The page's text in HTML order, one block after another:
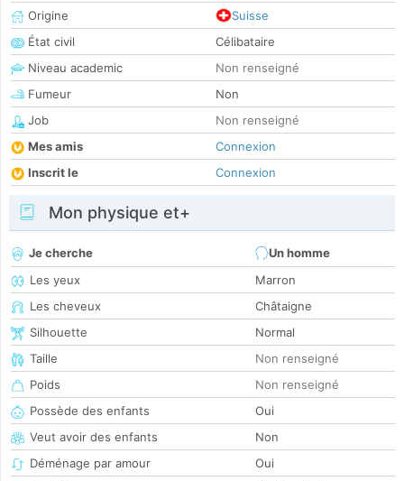
Origine
Suisse
État civil
Célibataire
Niveau academic
Non renseigné
Fumeur
Non
Job
Non renseigné
Mes amis
Connexion
Inscrit le
Connexion
Mon physique et+
Je cherche
Un homme
Les yeux
Marron
Les cheveux
Châtaigne
Silhouette
Normal
Taille
Non renseigné
Poids
Non renseigné
Possède des enfants
Oui
Veut avoir des enfants
Non
Déménage par amour
Oui